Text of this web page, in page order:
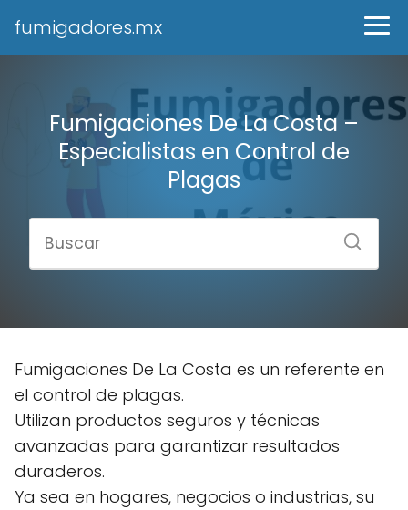
fumigadores.mx
Fumigaciones De La Costa –
Especialistas en Control de
Plagas
Fumigaciones De La Costa es un referente en
el control de plagas.
Utilizan productos seguros y técnicas
avanzadas para garantizar resultados
duraderos.
Ya sea en hogares, negocios o industrias, su